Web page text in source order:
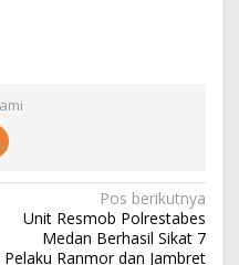
Pos berikutnya
Unit Resmob Polrestabes
Medan Berhasil Sikat 7
Pelaku Ranmor dan Jambret